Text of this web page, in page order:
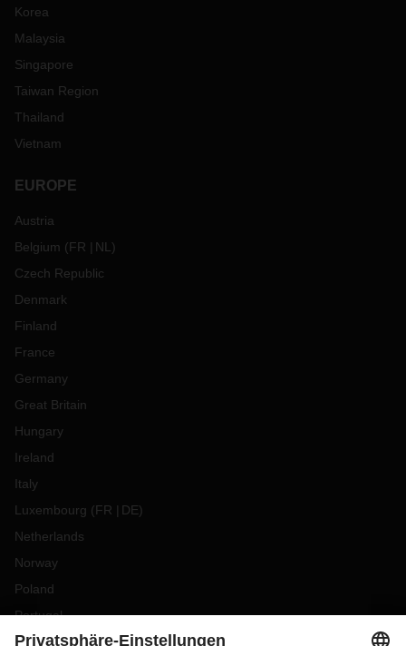
Korea
Malaysia
Singapore
Taiwan Region
Thailand
Vietnam
EUROPE
Austria
Belgium (FR NL )
Czech Republic
Denmark
Finland
France
Germany
Great Britain
Hungary
Ireland
Italy
Luxembourg (FR DE)
Netherlands
Norway
Poland
Portugal
Romania